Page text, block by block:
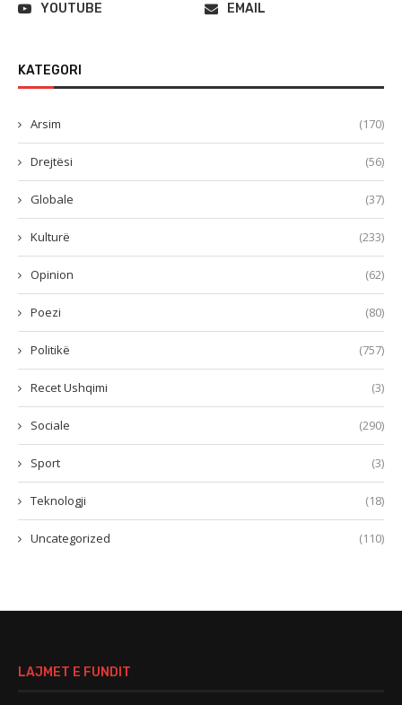
YOUTUBE
EMAIL
KATEGORI
Arsim (170)
Drejtësi (56)
Globale (37)
Kulturë (233)
Opinion (62)
Poezi (80)
Politikë (757)
Recet Ushqimi (3)
Sociale (290)
Sport (3)
Teknologji (18)
Uncategorized (110)
LAJMET E FUNDIT